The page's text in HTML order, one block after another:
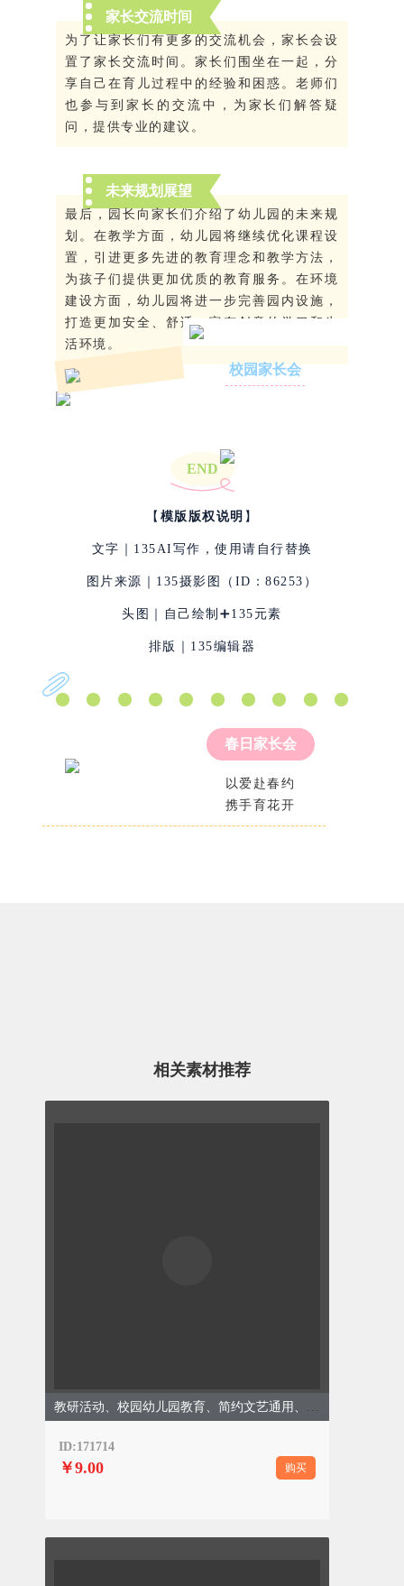
家长交流时间
为了让家长们有更多的交流机会，家长会设
置了家长交流时间。家长们围坐在一起，分
享自己在育儿过程中的经验和困惑。老师们
也参与到家长的交流中，为家长们解答疑
问，提供专业的建议。
未来规划展望
最后，园长向家长们介绍了幼儿园的未来规
划。在教学方面，幼儿园将继续优化课程设
置，引进更多先进的教育理念和教学方法，
为孩子们提供更加优质的教育服务。在环境
建设方面，幼儿园将进一步完善园内设施，
打造更加安全、舒适、富有创意的学习和生
活环境。
校园家长会
END
【 模版版权说明 】
文字｜135AI写作，使用请自行替换
图片来源｜135摄影图（ID：86253）
头图｜自己绘制➕135元素
排版｜135编辑器
春日家长会
以爱赴春约
携手育花开
相关素材推荐
教研活动、校园幼儿园教育、简约文艺通用、绿色清新模板
ID:171714
￥9.00 购买